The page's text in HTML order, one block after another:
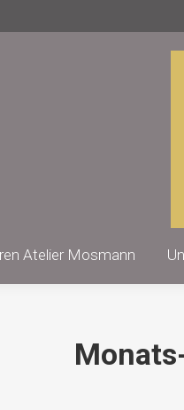
Atelier Mosmann